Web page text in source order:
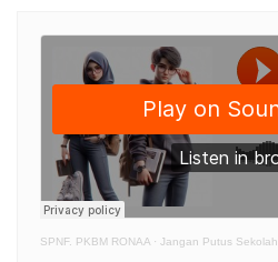
SPNF. PKBM RONAA · Jangan Putus Sekolah